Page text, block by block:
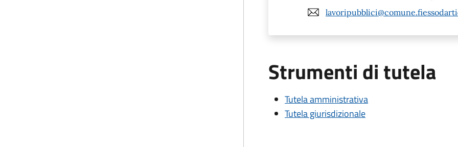
Strumenti di tutela
Tutela amministrativa
Tutela giurisdizionale